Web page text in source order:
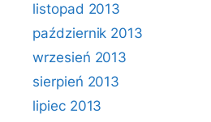
listopad 2013
październik 2013
wrzesień 2013
sierpień 2013
lipiec 2013